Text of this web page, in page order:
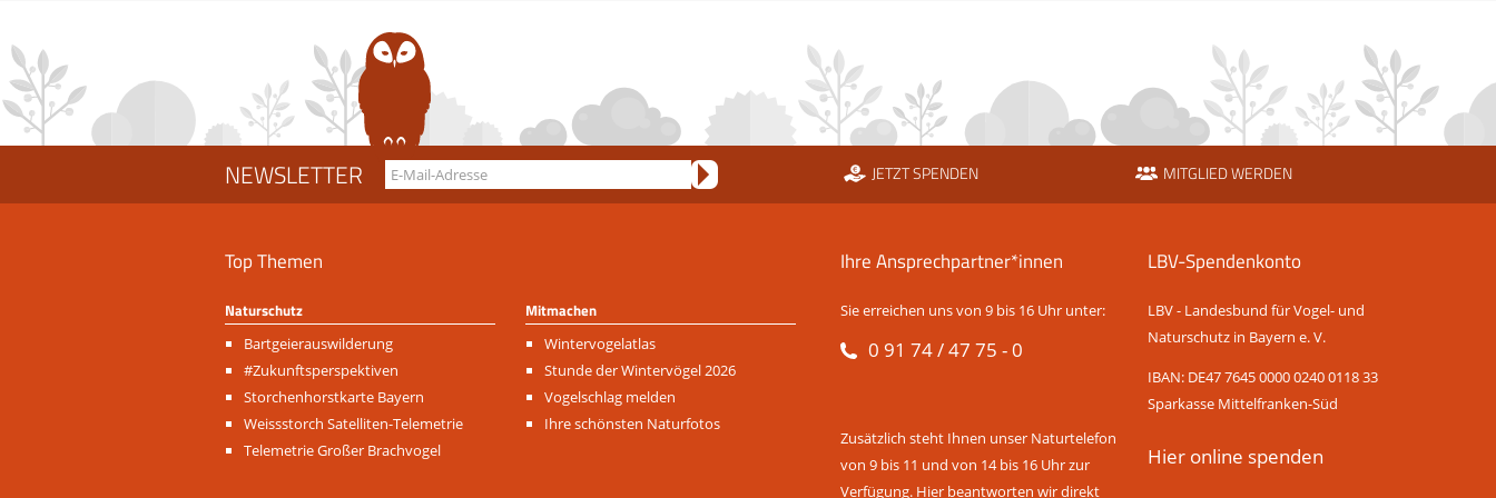
NEWSLETTER JETZT SPENDEN MITGLIED WERDEN
Top Themen
Naturschutz
Navigation
überspringen
Bartgeierauswilderung
#Zukunftsperspektiven
Storchenhorstkarte Bayern
Weissstorch Satelliten-Telemetrie
Telemetrie Großer Brachvogel
Mitmachen
Navigation
überspringen
Wintervogelatlas
Stunde der Wintervögel 2026
Vogelschlag melden
Ihre schönsten Naturfotos
Ihre Ansprechpartner*innen
Sie erreichen uns von 9 bis 16 Uhr unter:
0 91 74 / 47 75 - 0
Zusätzlich steht Ihnen unser Naturtelefon
von 9 bis 11 und von 14 bis 16 Uhr zur
Verfügung. Hier beantworten wir direkt
LBV-Spendenkonto
LBV - Landesbund für Vogel- und
Naturschutz in Bayern e. V.
IBAN: DE47 7645 0000 0240 0118 33
Sparkasse Mittelfranken-Süd
Hier online spenden